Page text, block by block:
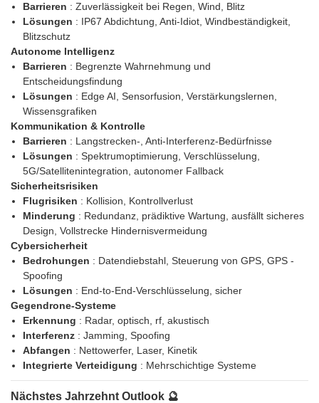
Barrieren : Zuverlässigkeit bei Regen, Wind, Blitz
Lösungen : IP67 Abdichtung, Anti-Idiot, Windbeständigkeit,
Blitzschutz
Autonome Intelligenz
Barrieren : Begrenzte Wahrnehmung und
Entscheidungsfindung
Lösungen : Edge AI, Sensorfusion, Verstärkungslernen,
Wissensgrafiken
Kommunikation & Kontrolle
Barrieren : Langstrecken-, Anti-Interferenz-Bedürfnisse
Lösungen : Spektrumoptimierung, Verschlüsselung,
5G/Satellitenintegration, autonomer Fallback
Sicherheitsrisiken
Flugrisiken : Kollision, Kontrollverlust
Minderung : Redundanz, prädiktive Wartung, ausfällt sicheres
Design, Vollstrecke Hindernisvermeidung
Cybersicherheit
Bedrohungen : Datendiebstahl, Steuerung von GPS, GPS -
Spoofing
Lösungen : End-to-End-Verschlüsselung, sicher
Gegendrone-Systeme
Erkennung : Radar, optisch, rf, akustisch
Interferenz : Jamming, Spoofing
Abfangen : Nettowerfer, Laser, Kinetik
Integrierte Verteidigung : Mehrschichtige Systeme
Nächstes Jahrzehnt Outlook 🔮